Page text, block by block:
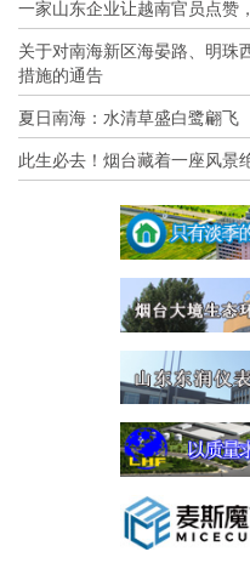
一家山东企业让越南官员点赞
关于对南海新区海晏路、明珠
措施的通告
夏日南海：水清草盛白鹭翩飞
此生必去！烟台藏着一座风景